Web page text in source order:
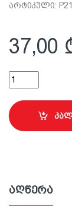
არტიკული:
37,00
აღწერა